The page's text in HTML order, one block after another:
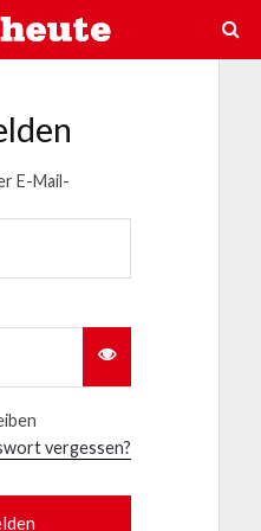
E-Mail-
vergessen?